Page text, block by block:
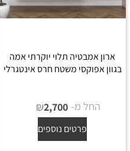
ארון אמבטיה תלוי יוקרתי אמה
בגוון אפוקסי משטח חרס אינטגרלי
החל מ- ₪2,700
פרטים נוספים